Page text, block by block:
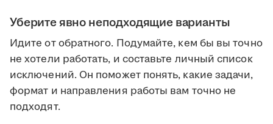
Уберите явно неподходящие варианты
Идите от обратного. Подумайте, кем бы вы точно
не хотели работать, и составьте личный список
исключений. Он поможет понять, какие задачи,
формат и направления работы вам точно не
подходят.